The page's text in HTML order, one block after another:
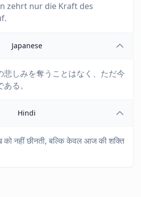
zehrt nur die Kraft des
Japanese
悲しみを奪うことはなく、ただ今
る。
Hindi
नहीं छीनती, बल्कि केवल आज की शक्ति